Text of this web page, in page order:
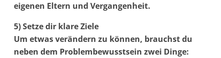
eigenen Eltern und Vergangenheit.
5) Setze dir klare Ziele
Um etwas verändern zu können, brauchst du
neben dem Problembewusstsein zwei Dinge: